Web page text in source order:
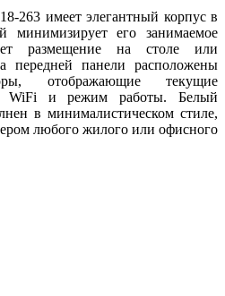
263 имеет элегантный корпус в
минимизирует его занимаемое
размещение на столе или
передней панели расположены
отображающие текущие
WiFi и режим работы. Белый
в минималистическом стиле,
любого жилого или офисного